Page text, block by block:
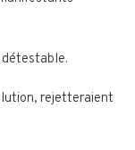
détestable.
rejetteraient